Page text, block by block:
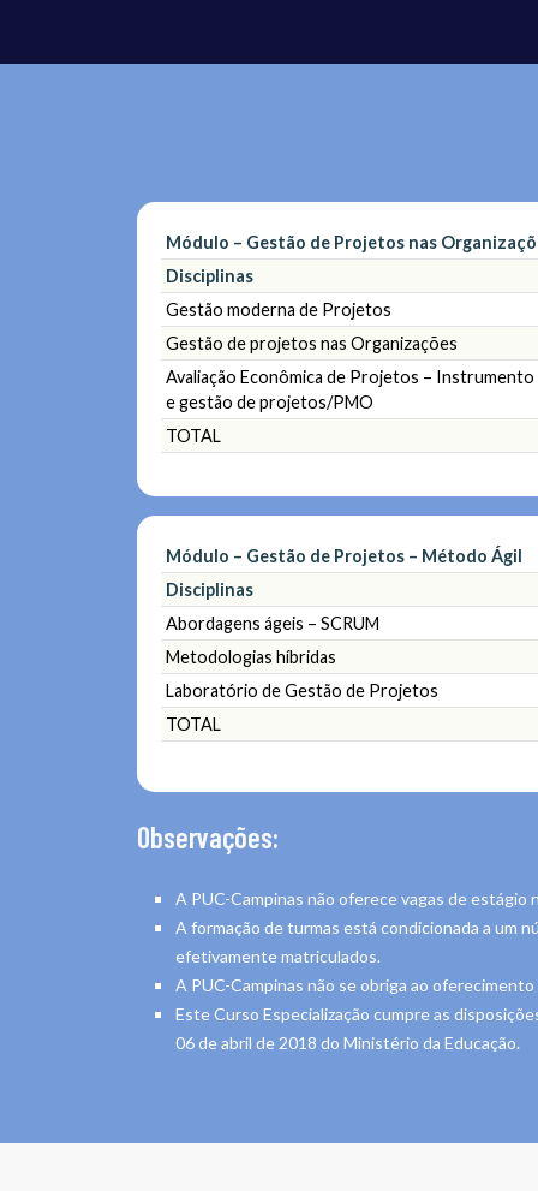
Módulo – Gestão de Projetos nas
Disciplinas
Gestão moderna de Projetos
Gestão de projetos nas Organizações
Avaliação Econômica de Projetos – Instrumento
e gestão de projetos/PMO
TOTAL
Módulo – Gestão de Projetos – Método Ágil
Disciplinas
Abordagens ágeis – SCRUM
Metodologias híbridas
Laboratório de Gestão de Projetos
TOTAL
Observações:
A PUC-Campinas não oferece vagas de estágio
A formação de turmas está condicionada a um
efetivamente matriculados.
A PUC-Campinas não se obriga ao
Este Curso Especialização cumpre as
06 de abril de 2018 do Ministério da Educação.